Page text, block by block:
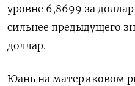
уровне 6,8699 за
сильнее предыдущего
доллар.
Юань на материковом